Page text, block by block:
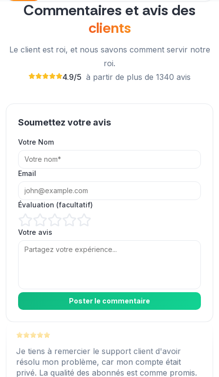
Commentaires et avis des
clients
Le client est roi, et nous savons comment servir notre
roi.
4.9/5 à partir de plus de 1340 avis
Soumettez votre avis
Votre Nom
Email
Évaluation (facultatif)
Votre avis
Poster le commentaire
pour la rapidité. ExpressFollowers.com est le
meilleur.
SL
Client vérifié
J'ai obtenu Expressollowers comme l'un des sites
Web numéro un pour acheter des abonnés pour
Client vérifié
résolu mon problème, car mon compte était
privé. La qualité des abonnés est comme promis.
ExpressFollowers est un rocher. Vous avez réussi
à obtenir des abonnés instantanément.
AJ Angelina J.